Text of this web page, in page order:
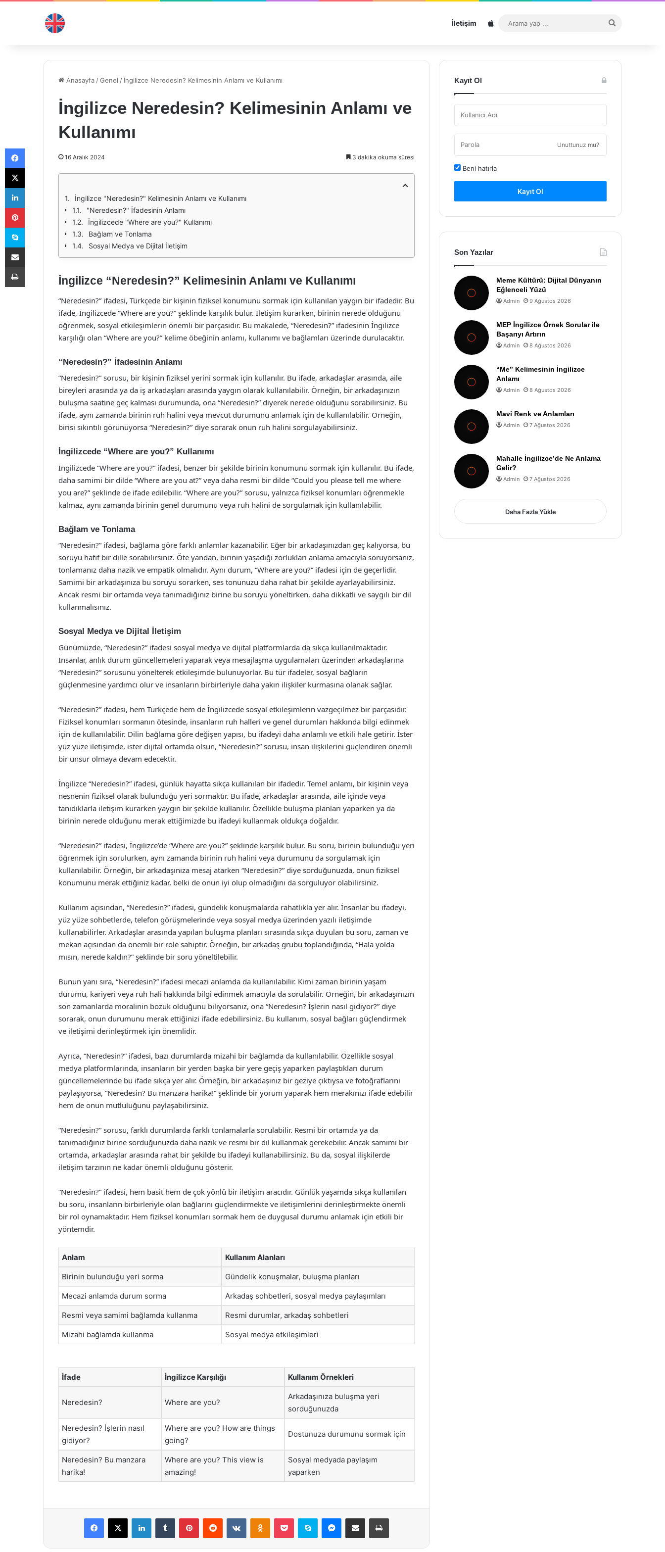
İletişim Sitemap
...
Anasayfa /Genel / İngilizce Neredesin? Kelimesinin Anlamı ve Kullanımı
İngilizce Neredesin? Kelimesinin Anlamı ve
Kullanımı
16 Aralık 2024 3 dakika okuma süresi
İngilizce "Neredesin?" Kelimesinin Anlamı ve Kullanımı
"Neredesin?" İfadesinin Anlamı
İngilizcede "Where are you?" Kullanımı
Bağlam ve Tonlama
Sosyal Medya ve Dijital İletişim
İngilizce “Neredesin?” Kelimesinin Anlamı ve Kullanımı
“Neredesin?” ifadesi, Türkçede bir kişinin fiziksel konumunu sormak için kullanılan yaygın bir ifadedir. Bu
ifade, İngilizcede “Where are you?” şeklinde karşılık bulur. İletişim kurarken, birinin nerede olduğunu
öğrenmek, sosyal etkileşimlerin önemli bir parçasıdır. Bu makalede, “Neredesin?” ifadesinin İngilizce
karşılığı olan “Where are you?” kelime öbeğinin anlamı, kullanımı ve bağlamları üzerinde durulacaktır.
“Neredesin?” İfadesinin Anlamı
“Neredesin?” sorusu, bir kişinin fiziksel yerini sormak için kullanılır. Bu ifade, arkadaşlar arasında, aile
bireyleri arasında ya da iş arkadaşları arasında yaygın olarak kullanılabilir. Örneğin, bir arkadaşınızın
buluşma saatine geç kalması durumunda, ona “Neredesin?” diyerek nerede olduğunu sorabilirsiniz. Bu
ifade, aynı zamanda birinin ruh halini veya mevcut durumunu anlamak için de kullanılabilir. Örneğin,
birisi sıkıntılı görünüyorsa “Neredesin?” diye sorarak onun ruh halini sorgulayabilirsiniz.
İngilizcede “Where are you?” Kullanımı
İngilizcede “Where are you?” ifadesi, benzer bir şekilde birinin konumunu sormak için kullanılır. Bu ifade,
daha samimi bir dilde “Where are you at?” veya daha resmi bir dilde “Could you please tell me where
you are?” şeklinde de ifade edilebilir. “Where are you?” sorusu, yalnızca fiziksel konumları öğrenmekle
kalmaz, aynı zamanda birinin genel durumunu veya ruh halini de sorgulamak için kullanılabilir.
Bağlam ve Tonlama
“Neredesin?” ifadesi, bağlama göre farklı anlamlar kazanabilir. Eğer bir arkadaşınızdan geç kalıyorsa, bu
soruyu hafif bir dille sorabilirsiniz. Öte yandan, birinin yaşadığı zorlukları anlama amacıyla soruyorsanız,
tonlamanız daha nazik ve empatik olmalıdır. Aynı durum, “Where are you?” ifadesi için de geçerlidir.
Samimi bir arkadaşınıza bu soruyu sorarken, ses tonunuzu daha rahat bir şekilde ayarlayabilirsiniz.
Ancak resmi bir ortamda veya tanımadığınız birine bu soruyu yöneltirken, daha dikkatli ve saygılı bir dil
kullanmalısınız.
Sosyal Medya ve Dijital İletişim
Günümüzde, “Neredesin?” ifadesi sosyal medya ve dijital platformlarda da sıkça kullanılmaktadır.
İnsanlar, anlık durum güncellemeleri yaparak veya mesajlaşma uygulamaları üzerinden arkadaşlarına
“Neredesin?” sorusunu yönelterek etkileşimde bulunuyorlar. Bu tür ifadeler, sosyal bağların
güçlenmesine yardımcı olur ve insanların birbirleriyle daha yakın ilişkiler kurmasına olanak sağlar.
“Neredesin?” ifadesi, hem Türkçede hem de İngilizcede sosyal etkileşimlerin vazgeçilmez bir parçasıdır.
Fiziksel konumları sormanın ötesinde, insanların ruh halleri ve genel durumları hakkında bilgi edinmek
için de kullanılabilir. Dilin bağlama göre değişen yapısı, bu ifadeyi daha anlamlı ve etkili hale getirir. İster
yüz yüze iletişimde, ister dijital ortamda olsun, “Neredesin?” sorusu, insan ilişkilerini güçlendiren önemli
bir unsur olmaya devam edecektir.
İngilizce “Neredesin?” ifadesi, günlük hayatta sıkça kullanılan bir ifadedir. Temel anlamı, bir kişinin veya
nesnenin fiziksel olarak bulunduğu yeri sormaktır. Bu ifade, arkadaşlar arasında, aile içinde veya
tanıdıklarla iletişim kurarken yaygın bir şekilde kullanılır. Özellikle buluşma planları yaparken ya da
birinin nerede olduğunu merak ettiğimizde bu ifadeyi kullanmak oldukça doğaldır.
“Neredesin?” ifadesi, İngilizce’de “Where are you?” şeklinde karşılık bulur. Bu soru, birinin bulunduğu yeri
öğrenmek için sorulurken, aynı zamanda birinin ruh halini veya durumunu da sorgulamak için
kullanılabilir. Örneğin, bir arkadaşınıza mesaj atarken “Neredesin?” diye sorduğunuzda, onun fiziksel
konumunu merak ettiğiniz kadar, belki de onun iyi olup olmadığını da sorguluyor olabilirsiniz.
Kullanım açısından, “Neredesin?” ifadesi, gündelik konuşmalarda rahatlıkla yer alır. İnsanlar bu ifadeyi,
yüz yüze sohbetlerde, telefon görüşmelerinde veya sosyal medya üzerinden yazılı iletişimde
kullanabilirler. Arkadaşlar arasında yapılan buluşma planları sırasında sıkça duyulan bu soru, zaman ve
mekan açısından da önemli bir role sahiptir. Örneğin, bir arkadaş grubu toplandığında, “Hala yolda
mısın, nerede kaldın?” şeklinde bir soru yöneltilebilir.
Bunun yanı sıra, “Neredesin?” ifadesi mecazi anlamda da kullanılabilir. Kimi zaman birinin yaşam
durumu, kariyeri veya ruh hali hakkında bilgi edinmek amacıyla da sorulabilir. Örneğin, bir arkadaşınızın
son zamanlarda moralinin bozuk olduğunu biliyorsanız, ona “Neredesin? İşlerin nasıl gidiyor?” diye
sorarak, onun durumunu merak ettiğinizi ifade edebilirsiniz. Bu kullanım, sosyal bağları güçlendirmek
ve iletişimi derinleştirmek için önemlidir.
Ayrıca, “Neredesin?” ifadesi, bazı durumlarda mizahi bir bağlamda da kullanılabilir. Özellikle sosyal
medya platformlarında, insanların bir yerden başka bir yere geçiş yaparken paylaştıkları durum
güncellemelerinde bu ifade sıkça yer alır. Örneğin, bir arkadaşınız bir geziye çıktıysa ve fotoğraflarını
paylaşıyorsa, “Neredesin? Bu manzara harika!” şeklinde bir yorum yaparak hem merakınızı ifade edebilir
hem de onun mutluluğunu paylaşabilirsiniz.
“Neredesin?” sorusu, farklı durumlarda farklı tonlamalarla sorulabilir. Resmi bir ortamda ya da
tanımadığınız birine sorduğunuzda daha nazik ve resmi bir dil kullanmak gerekebilir. Ancak samimi bir
ortamda, arkadaşlar arasında rahat bir şekilde bu ifadeyi kullanabilirsiniz. Bu da, sosyal ilişkilerde
iletişim tarzının ne kadar önemli olduğunu gösterir.
“Neredesin?” ifadesi, hem basit hem de çok yönlü bir iletişim aracıdır. Günlük yaşamda sıkça kullanılan
bu soru, insanların birbirleriyle olan bağlarını güçlendirmekte ve iletişimlerini derinleştirmekte önemli
bir rol oynamaktadır. Hem fiziksel konumları sormak hem de duygusal durumu anlamak için etkili bir
yöntemdir.
Anlam Kullanım Alanları
Birinin bulunduğu yeri sorma Gündelik konuşmalar, buluşma planları
Mecazi anlamda durum sorma Arkadaş sohbetleri, sosyal medya paylaşımları
Resmi veya samimi bağlamda kullanma Resmi durumlar, arkadaş sohbetleri
Mizahi bağlamda kullanma Sosyal medya etkileşimleri
İfade İngilizce Karşılığı Kullanım Örnekleri
Neredesin? Where are you?
Arkadaşınıza buluşma yeri
sorduğunuzda
Neredesin? İşlerin nasıl
gidiyor?
Where are you? How are things
going?
Dostunuza durumunu sormak için
Neredesin? Bu manzara
harika!
Where are you? This view is
amazing!
Sosyal medyada paylaşım
yaparken
Facebook
X LinkedInTumblr PinterestReddit VKontakteOdnoklassniki
Pocket Skype Messenger
E-Posta ile paylaş Yazdır
Kayıt Ol
Unuttunuz mu?
Beni hatırla
Kayıt Ol
Son Yazılar
Meme Kültürü: Dijital Dünyanın
Eğlenceli Yüzü
Admin 9 Ağustos 2026
MEP İngilizce Örnek Sorular ile
Başarıyı Artırın
Admin 8 Ağustos 2026
“Me” Kelimesinin İngilizce
Anlamı
Admin 8 Ağustos 2026
Mavi Renk ve Anlamları
Admin 7 Ağustos 2026
Mahalle İngilizce’de Ne Anlama
Gelir?
Admin 7 Ağustos 2026
Daha Fazla Yükle
Facebook
X
LinkedIn
Pinterest
Skype
E-Posta ile paylaş